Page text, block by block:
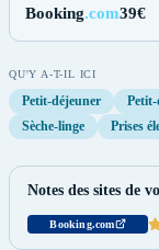
Booking.com39€
QU'Y A-T-IL ICI
Petit-déjeuner
Sèche-linge
Prises
Notes des sites de
Booking.com